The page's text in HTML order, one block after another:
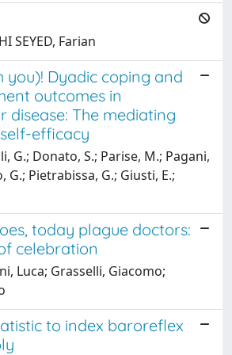
SEYED, Farian
you)! Dyadic coping and
outcomes in
disease: The mediating
efficacy
G.; Donato, S.; Parise, M.; Pagani,
G.; Pietrabissa, G.; Giusti, E.;
today plague doctors:
celebration
Luca; Grasselli, Giacomo;
to index baroreflex